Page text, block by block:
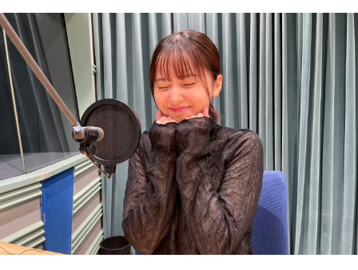
トピックス
TBS Podcast
お知らせ
イベント・グッズ
YouTube
会社情報